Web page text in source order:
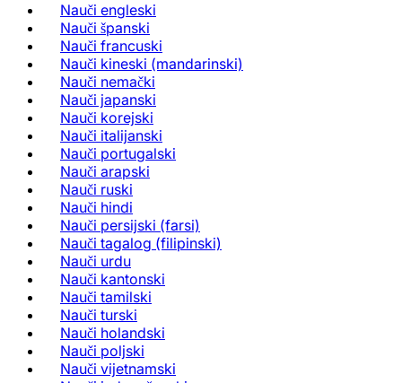
Nauči engleski
Nauči španski
Nauči francuski
Nauči kineski (mandarinski)
Nauči nemački
Nauči japanski
Nauči korejski
Nauči italijanski
Nauči portugalski
Nauči arapski
Nauči ruski
Nauči hindi
Nauči persijski (farsi)
Nauči tagalog (filipinski)
Nauči urdu
Nauči kantonski
Nauči tamilski
Nauči turski
Nauči holandski
Nauči poljski
Nauči vijetnamski